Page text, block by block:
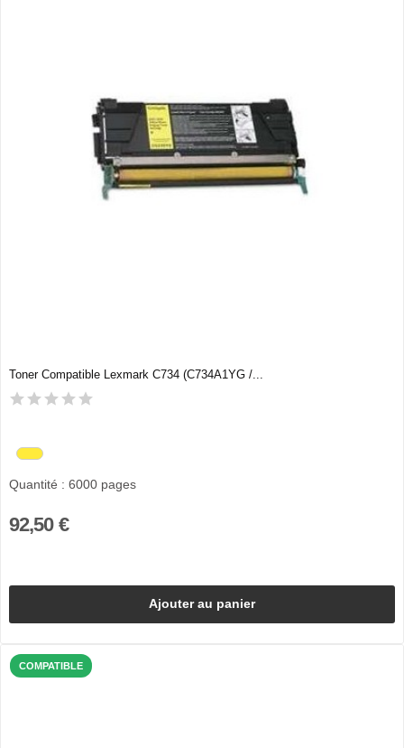
Toner Compatible Lexmark C734 (C734A1YG /...
Quantité : 6000 pages
92,50 €
Ajouter au panier
COMPATIBLE